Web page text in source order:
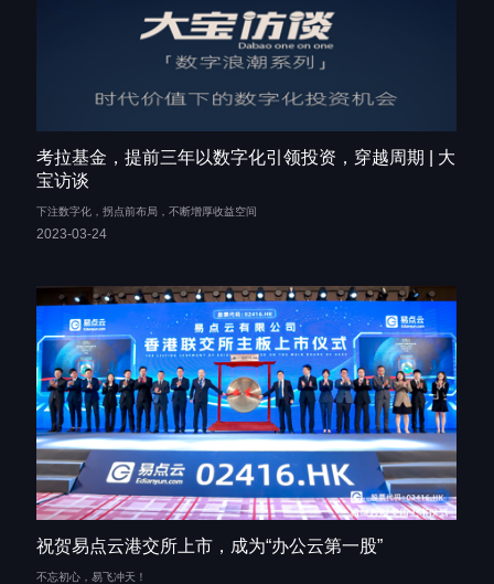
考拉基金，提前三年以数字化引领投资，穿越周期 | 大
宝访谈
下注数字化，拐点前布局，不断增厚收益空间
2023-03-24
祝贺易点云港交所上市，成为“办公云第一股”
不忘初心，易飞冲天！